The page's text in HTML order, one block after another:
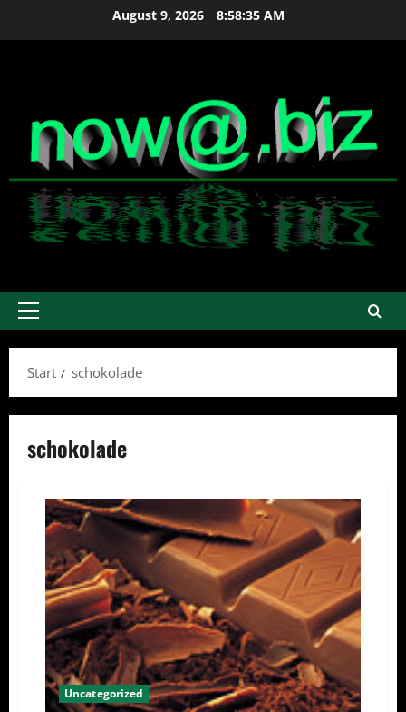
August 9, 2026 8:58:35 AM
Primäres
Start
schokolade
schokolade
Uncategorized